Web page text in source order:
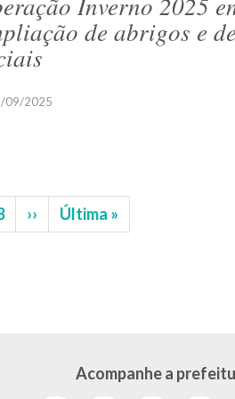
de abrigos e
09/2025
Próxima
página
››
Última
página
Última »
Acompanhe a